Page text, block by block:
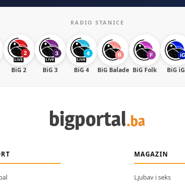
RADIO STANICE
BiG 2 BiG 3 BiG 4 BiG Balade BiG Folk BiG iG
MAGAZIN
Ljubav i seks